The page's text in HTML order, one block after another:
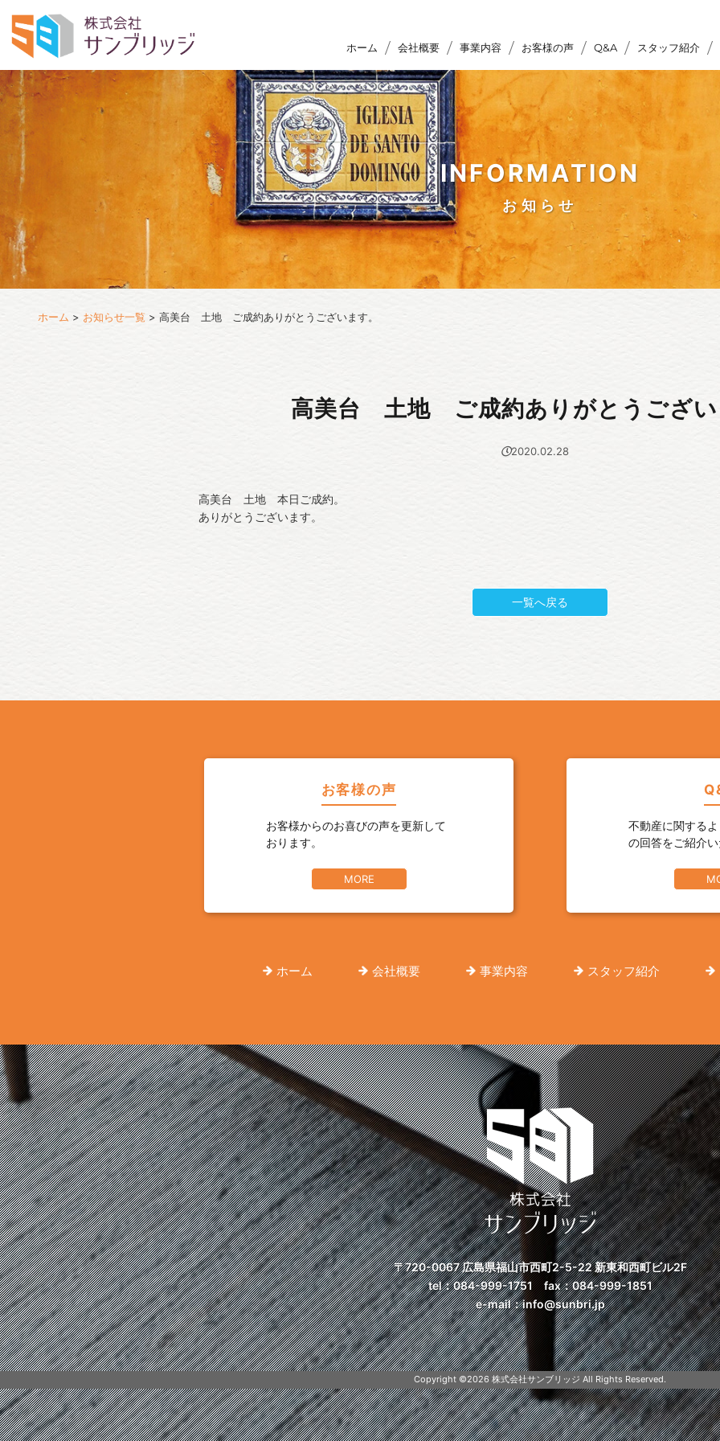
ホーム 会社概要 事業内容 お客様の声 Q&A スタッフ紹介
INFORMATION
お知らせ
ホーム > お知らせ一覧 >高美台 土地 ご成約ありがとうございます。
高美台 土地 ご成約ありがとうござい
2020.02.28
高美台 土地 本日ご成約。
ありがとうございます。
一覧へ戻る
お客様の声
お客様からのお喜びの声を更新して
おります。
MORE
不動産に関する
の回答をご紹介
ホーム 会社概要 事業内容 スタッフ紹介
〒720-0067 広島県福山市西町2-5-22新東和西町ビル2F
tel：084-999-1751fax：084-999-1851
e-mail：info@sunbri.jp
Copyright ©2026 株式会社サンブリッジ All Rights Reserved.